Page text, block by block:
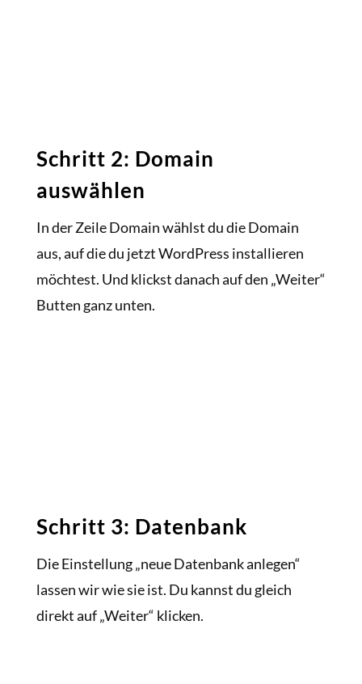
Schritt 2: Domain
auswählen
In der Zeile Domain wählst du die Domain
aus, auf die du jetzt WordPress installieren
möchtest. Und klickst danach auf den „Weiter“
Butten ganz unten.
Schritt 3: Datenbank
Die Einstellung „neue Datenbank anlegen“
lassen wir wie sie ist. Du kannst du gleich
direkt auf „Weiter“ klicken.